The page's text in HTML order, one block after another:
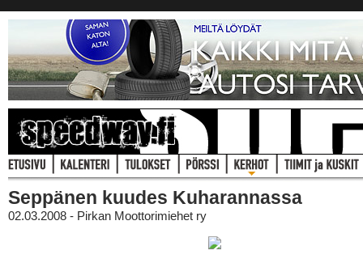
Seppänen kuudes Kuharannassa
02.03.2008 - Pirkan Moottorimiehet ry